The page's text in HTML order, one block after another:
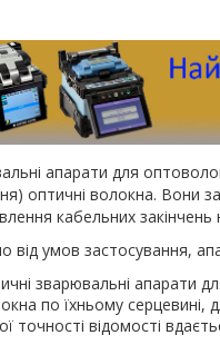
апарати для
оптичні волокна. Вони
кабельних закінчень
від умов застосування,
зварювальні апарати
по їхньому серцевині,
точності відомості